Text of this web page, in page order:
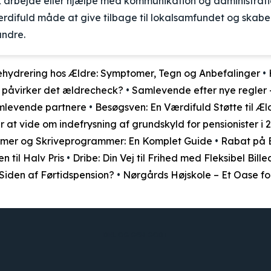
måde at give tilbage til lokalsamfundet og
hos Ældre: Symptomer, Tegn og Anbefalinger •
det ældrecheck? • Samlevende efter nye regler
partnere • Besøgsven: En Værdifuld Støtte til
at vide om indefrysning af grundskyld for pensionister i
og Skriveprogrammer: En Komplet Guide • Rabat på
til Halv Pris • Dribe: Din Vej til Frihed med Fleksibel
af Førtidspension? • Nørgårds Højskole – Et Oase